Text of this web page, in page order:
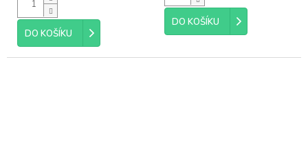
DO KOŠÍKU
5
hvězdiček.
DO KOŠÍKU